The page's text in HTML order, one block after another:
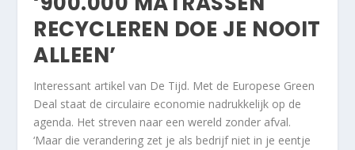
RECYCLEREN DOE JE NOOIT
ALLEEN’
Interessant artikel van De Tijd. Met de Europese Green
Deal staat de circulaire economie nadrukkelijk op de
agenda. Het streven naar een wereld zonder afval.
‘Maar die verandering zet je als bedrijf niet in je eentje